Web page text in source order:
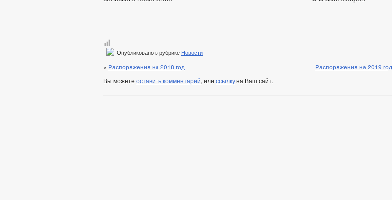
Опубликовано в рубрике Новости
« Распоряжения на 2018 год Распоряжения на 2019 год
Вы можете оставить комментарий, или ссылкуна Ваш сайт.